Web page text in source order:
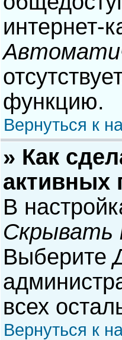
интернет-
функцию.
Вернуться к
» Как
активных
В
Скрывать
Выберите
всех
Вернуться к